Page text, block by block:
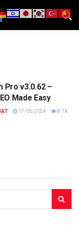
Pro v3.0.62 –
Made Easy
17/05/2024 8.7K